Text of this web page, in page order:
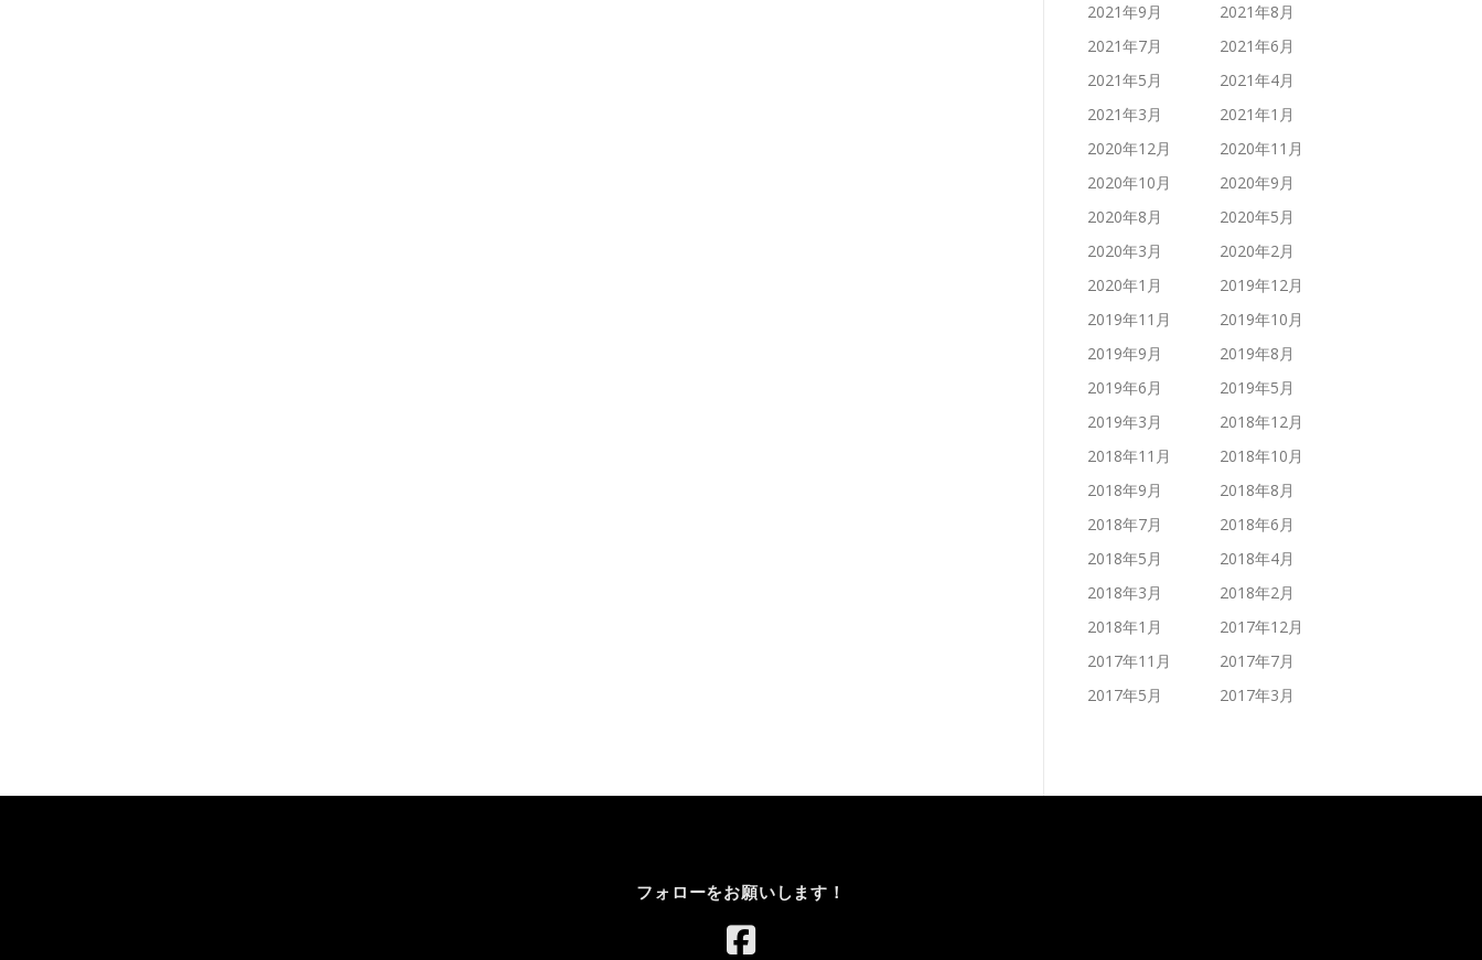
2021年9月
2021年8月
2021年7月
2021年6月
2021年5月
2021年4月
2021年3月
2021年1月
2020年12月
2020年11月
2020年10月
2020年9月
2020年8月
2020年5月
2020年3月
2020年2月
2020年1月
2019年12月
2019年11月
2019年10月
2019年9月
2019年8月
2019年6月
2019年5月
2019年3月
2018年12月
2018年11月
2018年10月
2018年9月
2018年8月
2018年7月
2018年6月
2018年5月
2018年4月
2018年3月
2018年2月
2018年1月
2017年12月
2017年11月
2017年7月
2017年5月
2017年3月
フォローをお願いします！